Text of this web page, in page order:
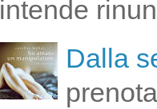
intende
Dalla